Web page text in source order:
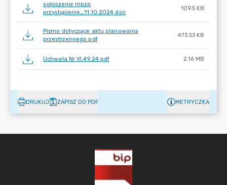
ogłoszenie mpzp
przystąpienie_11.10.2024.doc
109.5 KB
Pismo dotyczące aktu planowania
przestrzennego.pdf
473.53 KB
Uchwała Nr VI.49.24.pdf 2.16 MB
DRUKUJ ZAPISZ DO PDF METRYCZKA